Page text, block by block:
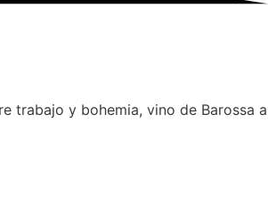
trabajo y bohemia, vino de Barossa a